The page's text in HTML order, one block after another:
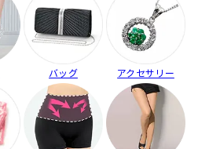
バッグ アクセサリー